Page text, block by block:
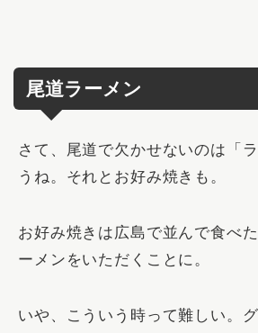
尾道ラーメン
さて、尾道で欠かせないのは「
うね。それとお好み焼きも。
お好み焼きは広島で並んで食べ
ーメンをいただくことに。
いや、こういう時って難しい。